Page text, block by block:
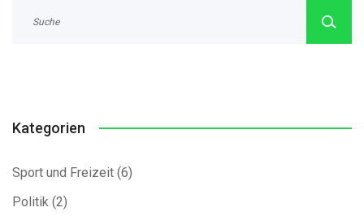
Kategorien
Sport und Freizeit (6)
Politik (2)